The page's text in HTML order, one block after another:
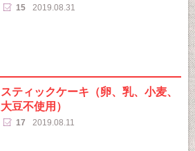
15 2019.08.31
スティックケーキ（卵、乳、小麦、
大豆不使用）
17 2019.08.11